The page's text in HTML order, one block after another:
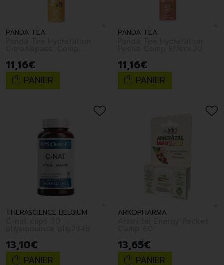
PANDA TEA
11,16€
PANIER
PANDA TEA
11,16€
PANIER
THERASCIENCE BELGIUM
13,10€
PANIER
ARKOPHARMA
13,65€
PANIER